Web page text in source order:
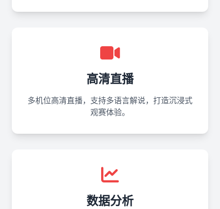
高清直播
多机位高清直播，支持多语言解说，打造沉浸式
观赛体验。
数据分析